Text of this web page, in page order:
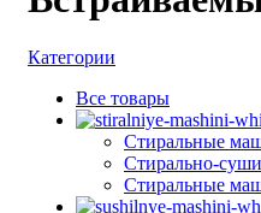
Категории
Все товары
Стиральные
Стирально-
Стиральные